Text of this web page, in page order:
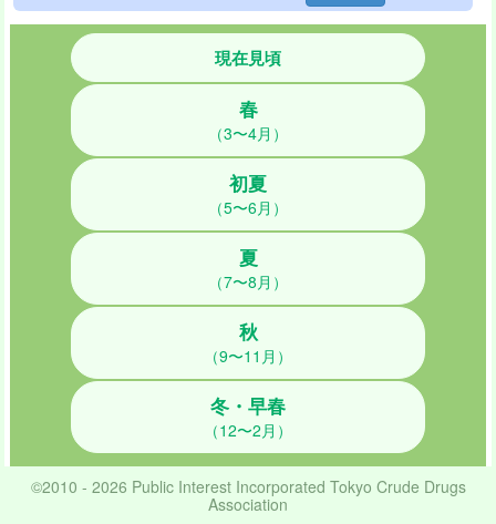
現在見頃
春
（3〜4月）
初夏
（5〜6月）
夏
（7〜8月）
秋
（9〜11月）
冬・早春
（12〜2月）
©2010 - 2026 Public Interest Incorporated Tokyo Crude Drugs
Association